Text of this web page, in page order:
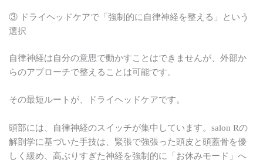
③ ドライヘッドケアで「強制的に自律神経を整える」という
選択
自律神経は自分の意思で動かすことはできませんが、外部か
らのアプローチで整えることは可能です。
その最短ルートが、ドライヘッドケアです。
頭部には、自律神経のスイッチが集中しています。salon Rの
解剖学に基づいた手技は、緊張で強張った頭皮と頭蓋骨を優
しく緩め、高ぶりすぎた神経を強制的に「お休みモード」へ